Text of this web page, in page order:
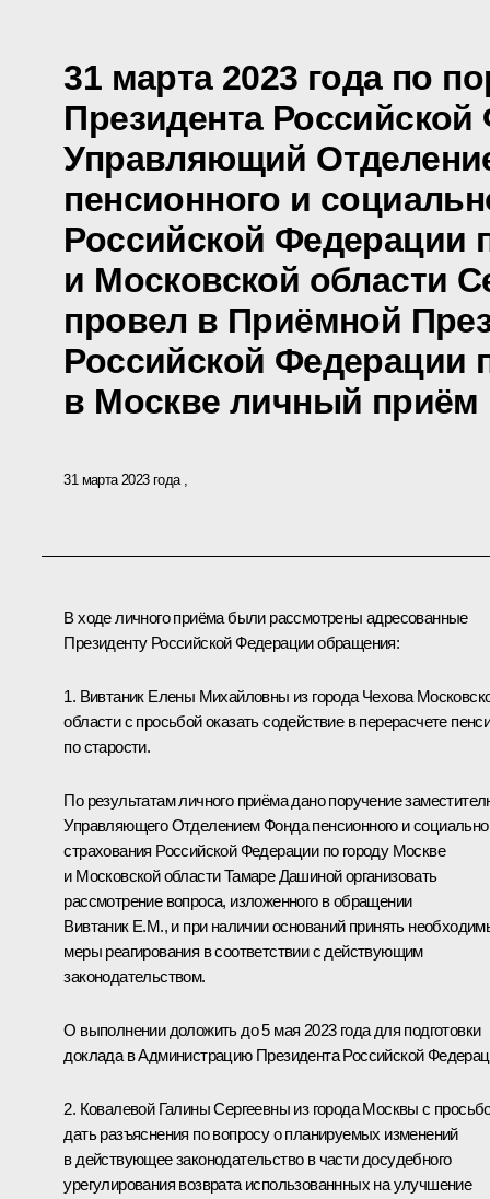
31 марта 2023 года по
Президента
Управляющий
пенсионного и
Российской Федерации
и Московской области
провел в Приёмной
Российской Федерации
в Москве личный приём
31 марта 2023 года
В ходе личного приёма были рассмотрены адресованные
Президенту Российской Федерации обращения:
1. Вивтаник Елены Михайловны из города Чехова
области с просьбой оказать содействие в перерасчете
по старости.
По результатам личного приёма дано поручение
Управляющего Отделением Фонда пенсионного и
страхования Российской Федерации по городу Москве
и Московской области Тамаре Дашиной организовать
рассмотрение вопроса, изложенного в обращении
Вивтаник Е.М., и при наличии оснований принять
меры реагирования в соответствии с действующим
законодательством.
О выполнении доложить до 5 мая 2023 года для подготовки
доклада в Администрацию Президента Российской
2. Ковалевой Галины Сергеевны из города Москвы с
дать разъяснения по вопросу о планируемых изменений
в действующее законодательство в части досудебного
урегулирования возврата использованнных на улучшение